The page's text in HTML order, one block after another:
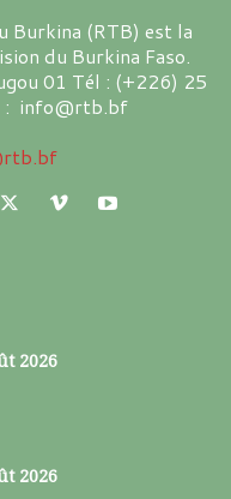
Burkina (RTB) est la
du Burkina Faso.
01 Tél : (+226) 25
info@rtb.bf
2026
2026